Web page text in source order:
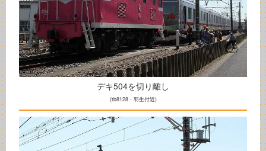
デキ504を切り離し
(tb8128・羽生付近)